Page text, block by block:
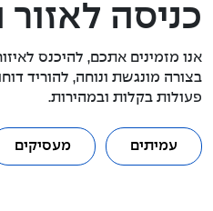
כניסה
אנו מזמינים אתכם, להיכנס
בצורה מונגשת ונוחה, להוריד
פעולות בקלות ובמהירות.
עמיתים מעסיקים